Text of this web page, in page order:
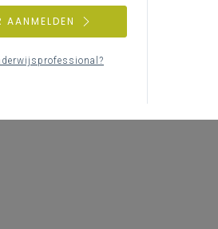
AANMELDEN